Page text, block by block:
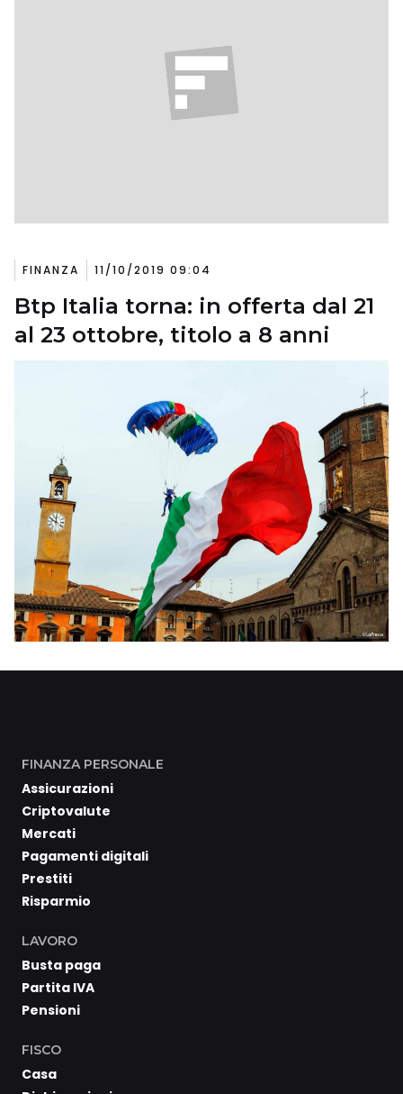
FINANZA 11/10/2019 09:04
Btp Italia torna: in offerta dal 21
al 23 ottobre, titolo a 8 anni
FINANZA PERSONALE
Assicurazioni
Criptovalute
Mercati
Pagamenti digitali
Prestiti
Risparmio
LAVORO
Busta paga
Partita IVA
Pensioni
FISCO
Casa